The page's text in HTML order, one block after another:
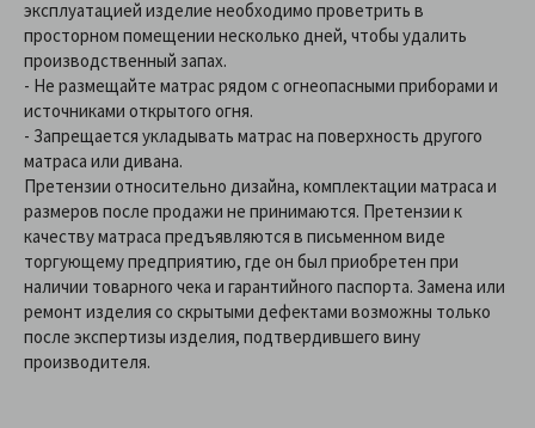
эксплуатацией изделие необходимо проветрить в
просторном помещении несколько дней, чтобы удалить
производственный запах.
- Не размещайте матрас рядом с огнеопасными приборами и
источниками открытого огня.
- Запрещается укладывать матрас на поверхность другого
матраса или дивана.
Претензии относительно дизайна, комплектации матраса и
размеров после продажи не принимаются. Претензии к
качеству матраса предъявляются в письменном виде
торгующему предприятию, где он был приобретен при
наличии товарного чека и гарантийного паспорта. Замена или
ремонт изделия со скрытыми дефектами возможны только
после экспертизы изделия, подтвердившего вину
производителя.